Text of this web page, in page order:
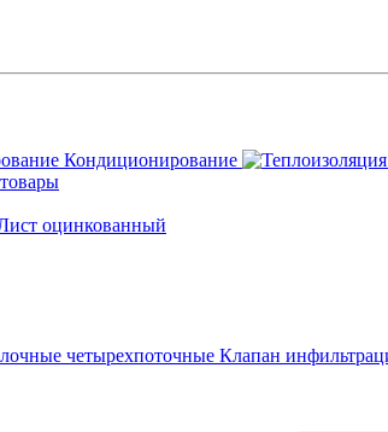
Кондиционирование
оцинкованный
четырехпоточные Клапан